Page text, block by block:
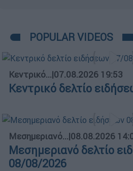
POPULAR VIDEOS
Κεντρικό...|07.08.2026 19:53
Κεντρικό δελτίο
Μεσημεριανό...|08.08.2026
Μεσημεριανό δελτίο
08/08/2026